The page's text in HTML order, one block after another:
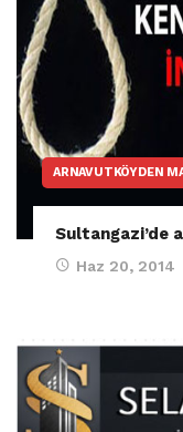
ARNAVUTKÖYDEN
Sultangazi’de
Haz 20, 2014